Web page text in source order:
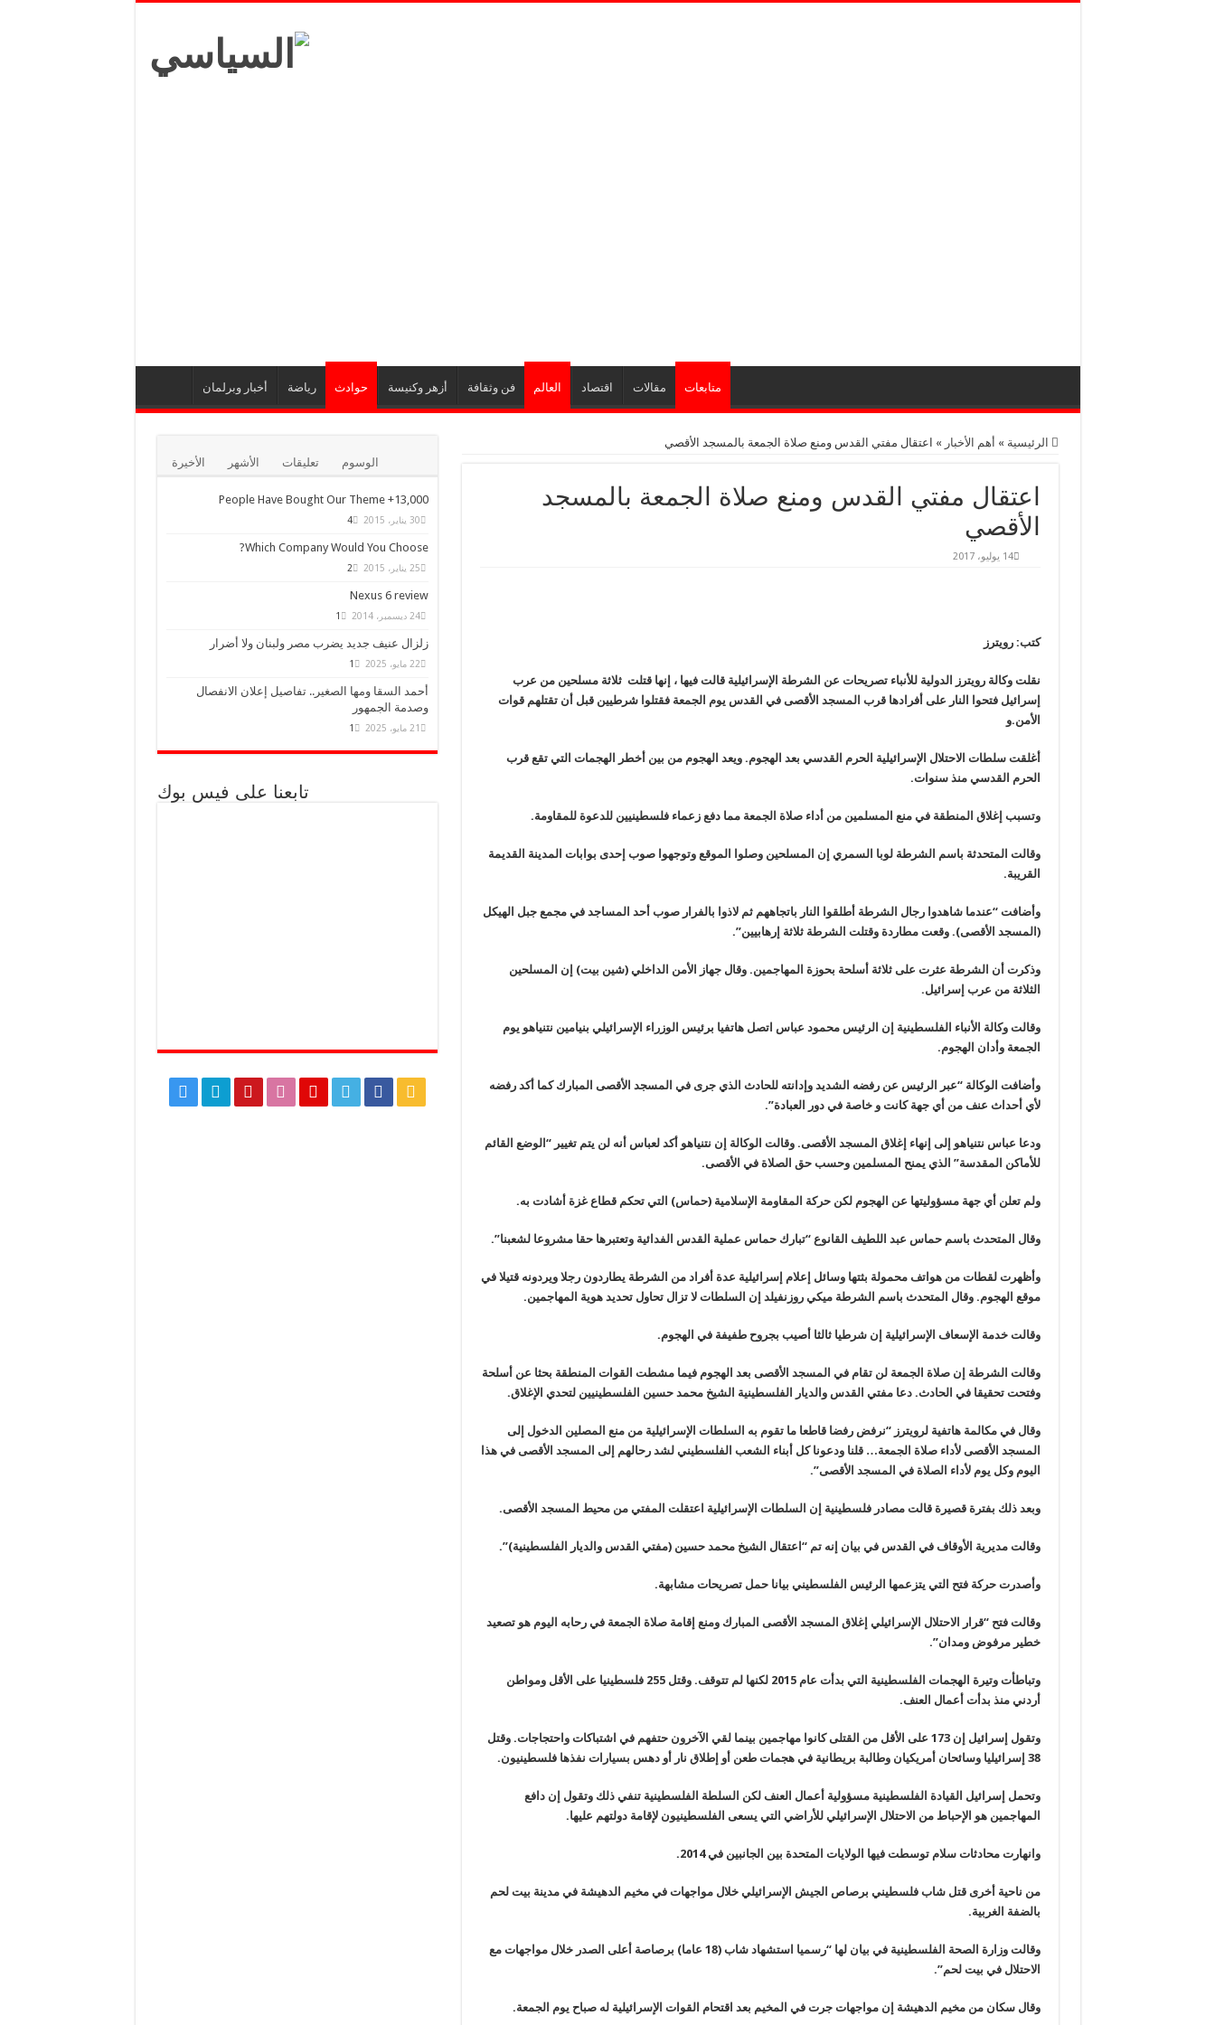
أخبار وبرلمان رياضة حوادث أزهر وكنيسة فن وثقافة العالم اقتصاد مقالات متابعات
الرئيسية » أهم اﻷخبار » اعتقال مفتي القدس ومنع صلاة الجمعة بالمسجد الأقصي
اعتقال مفتي القدس ومنع صلاة الجمعة بالمسجد
الأقصي
14 يوليو، 2017
كتب: رويترز
نقلت وكالة رويترز الدولية للأنباء تصريحات عن الشرطة الإسرائيلية قالت فيها ، إنها قتلت ثلاثة مسلحين من عرب
إسرائيل فتحوا النار على أفرادها قرب المسجد الأقصى في القدس يوم الجمعة فقتلوا شرطيين قبل أن تقتلهم قوات
الأمن.و
أغلقت سلطات الاحتلال الإسرائيلية الحرم القدسي بعد الهجوم. ويعد الهجوم من بين أخطر الهجمات التي تقع قرب
الحرم القدسي منذ سنوات.
وتسبب إغلاق المنطقة في منع المسلمين من أداء صلاة الجمعة مما دفع زعماء فلسطينيين للدعوة للمقاومة.
وقالت المتحدثة باسم الشرطة لوبا السمري إن المسلحين وصلوا الموقع وتوجهوا صوب إحدى بوابات المدينة القديمة
القريبة.
وأضافت “عندما شاهدوا رجال الشرطة أطلقوا النار باتجاههم ثم لاذوا بالفرار صوب أحد المساجد في مجمع جبل الهيكل
(المسجد الأقصى). وقعت مطاردة وقتلت الشرطة ثلاثة إرهابيين”.
وذكرت أن الشرطة عثرت على ثلاثة أسلحة بحوزة المهاجمين. وقال جهاز الأمن الداخلي (شين بيت) إن المسلحين
الثلاثة من عرب إسرائيل.
وقالت وكالة الأنباء الفلسطينية إن الرئيس محمود عباس اتصل هاتفيا برئيس الوزراء الإسرائيلي بنيامين نتنياهو يوم
الجمعة وأدان الهجوم.
وأضافت الوكالة “عبر الرئيس عن رفضه الشديد وإدانته للحادث الذي جرى في المسجد الأقصى المبارك كما أكد رفضه
لأي أحداث عنف من أي جهة كانت و خاصة في دور العبادة”.
ودعا عباس نتنياهو إلى إنهاء إغلاق المسجد الأقصى. وقالت الوكالة إن نتنياهو أكد لعباس أنه لن يتم تغيير “الوضع القائم
للأماكن المقدسة” الذي يمنح المسلمين وحسب حق الصلاة في الأقصى.
ولم تعلن أي جهة مسؤوليتها عن الهجوم لكن حركة المقاومة الإسلامية (حماس) التي تحكم قطاع غزة أشادت به.
وقال المتحدث باسم حماس عبد اللطيف القانوع “تبارك حماس عملية القدس الفدائية وتعتبرها حقا مشروعا لشعبنا”.
وأظهرت لقطات من هواتف محمولة بثتها وسائل إعلام إسرائيلية عدة أفراد من الشرطة يطاردون رجلا ويردونه قتيلا في
موقع الهجوم. وقال المتحدث باسم الشرطة ميكي روزنفيلد إن السلطات لا تزال تحاول تحديد هوية المهاجمين.
وقالت خدمة الإسعاف الإسرائيلية إن شرطيا ثالثا أصيب بجروح طفيفة في الهجوم.
وقالت الشرطة إن صلاة الجمعة لن تقام في المسجد الأقصى بعد الهجوم فيما مشطت القوات المنطقة بحثا عن أسلحة
وفتحت تحقيقا في الحادث. دعا مفتي القدس والديار الفلسطينية الشيخ محمد حسين الفلسطينيين لتحدي الإغلاق.
وقال في مكالمة هاتفية لرويترز “نرفض رفضا قاطعا ما تقوم به السلطات الإسرائيلية من منع المصلين الدخول إلى
المسجد الأقصى لأداء صلاة الجمعة… قلنا ودعونا كل أبناء الشعب الفلسطيني لشد رحالهم إلى المسجد الأقصى في هذا
اليوم وكل يوم لأداء الصلاة في المسجد الأقصى”.
وبعد ذلك بفترة قصيرة قالت مصادر فلسطينية إن السلطات الإسرائيلية اعتقلت المفتي من محيط المسجد الأقصى.
وقالت مديرية الأوقاف في القدس في بيان إنه تم “اعتقال الشيخ محمد حسين (مفتي القدس والديار الفلسطينية)”.
وأصدرت حركة فتح التي يتزعمها الرئيس الفلسطيني بيانا حمل تصريحات مشابهة.
وقالت فتح “قرار الاحتلال الإسرائيلي إغلاق المسجد الأقصى المبارك ومنع إقامة صلاة الجمعة في رحابه اليوم هو تصعيد
خطير مرفوض ومدان”.
وتباطأت وتيرة الهجمات الفلسطينية التي بدأت عام 2015 لكنها لم تتوقف. وقتل 255 فلسطينيا على الأقل ومواطن
أردني منذ بدأت أعمال العنف.
وتقول إسرائيل إن 173 على الأقل من القتلى كانوا مهاجمين بينما لقي الآخرون حتفهم في اشتباكات واحتجاجات. وقتل
38 إسرائيليا وسائحان أمريكيان وطالبة بريطانية في هجمات طعن أو إطلاق نار أو دهس بسيارات نفذها فلسطينيون.
وتحمل إسرائيل القيادة الفلسطينية مسؤولية أعمال العنف لكن السلطة الفلسطينية تنفي ذلك وتقول إن دافع
المهاجمين هو الإحباط من الاحتلال الإسرائيلي للأراضي التي يسعى الفلسطينيون لإقامة دولتهم عليها.
وانهارت محادثات سلام توسطت فيها الولايات المتحدة بين الجانبين في 2014.
من ناحية أخرى قتل شاب فلسطيني برصاص الجيش الإسرائيلي خلال مواجهات في مخيم الدهيشة في مدينة بيت لحم
بالضفة الغربية.
وقالت وزارة الصحة الفلسطينية في بيان لها “رسميا استشهاد شاب (18 عاما) برصاصة أعلى الصدر خلال مواجهات مع
الاحتلال في بيت لحم”.
وقال سكان من مخيم الدهيشة إن مواجهات جرت في المخيم بعد اقتحام القوات الإسرائيلية له صباح يوم الجمعة.
الأخيرة الأشهر تعليقات الوسوم
13,000+ People Have Bought Our Theme
30 يناير، 2015 4
Which Company Would You Choose?
25 يناير، 2015 2
Nexus 6 review
24 ديسمبر، 2014 1
زلزال عنيف جديد يضرب مصر ولبنان ولا أضرار
22 مايو، 2025 1
أحمد السقا ومها الصغير.. تفاصيل إعلان الانفصال
وصدمة الجمهور
21 مايو، 2025 1
تابعنا على فيس بوك